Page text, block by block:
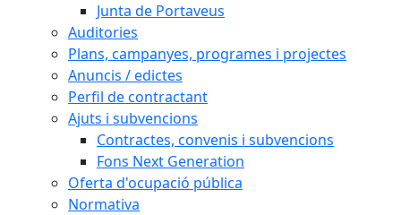
Junta de Portaveus
Auditories
Plans, campanyes, programes i projectes
Anuncis / edictes
Perfil de contractant
Ajuts i subvencions
Contractes, convenis i subvencions
Fons Next Generation
Oferta d'ocupació pública
Normativa